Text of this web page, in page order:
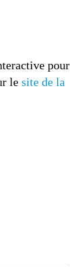
pour
le site de la